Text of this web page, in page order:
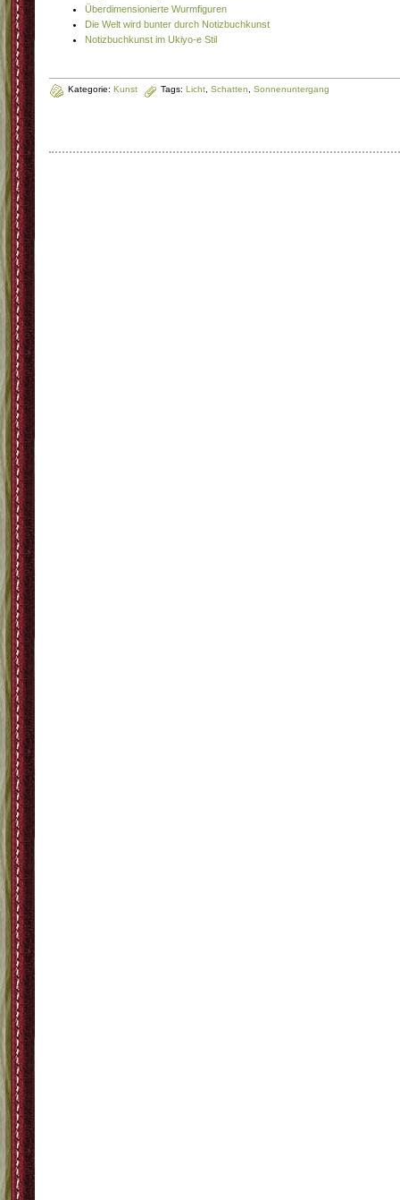
Überdimensionierte Wurmfiguren
Die Welt wird bunter durch Notizbuchkunst
Notizbuchkunst im Ukiyo-e Stil
Kategorie: Kunst Tags: Licht Schatten Sonnenuntergang